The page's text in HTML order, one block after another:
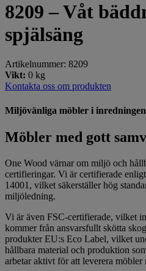
8209 – Våt
spjälsäng
Artikelnummer: 8209
Vikt: 0 kg
Kontakta oss om produkten
Miljövänliga möbler i inredningen
Möbler med gott
One Wood värnar om miljö och
certifieringar. Vi är certifierade
14001, vilket säkerställer hög
miljöledning.
Vi är även FSC-certifierade, vilket
kommer från ansvarsfullt skötta
produkter EU:s Eco Label, vilket
hållbara material och produktion
arbetar aktivt för att leverera